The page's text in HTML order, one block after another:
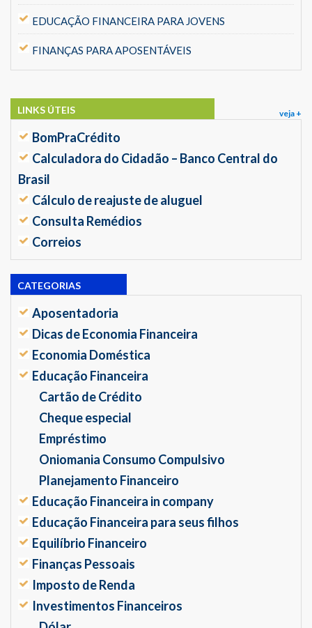
EDUCAÇÃO FINANCEIRA PARA JOVENS
FINANÇAS PARA APOSENTÁVEIS
veja +
LINKS ÚTEIS
BomPraCrédito
Calculadora do Cidadão – Banco Central do
Brasil
Cálculo de reajuste de aluguel
Consulta Remédios
Correios
CATEGORIAS
Aposentadoria
Dicas de Economia Financeira
Economia Doméstica
Educação Financeira
Cartão de Crédito
Cheque especial
Empréstimo
Oniomania Consumo Compulsivo
Planejamento Financeiro
Educação Financeira in company
Educação Financeira para seus filhos
Equilíbrio Financeiro
Finanças Pessoais
Imposto de Renda
Investimentos Financeiros